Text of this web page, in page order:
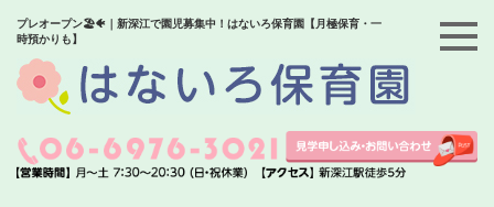
プレオープン🏖🐠｜新深江で園児募集中！はないろ保育園【月極保育・一
時預かりも】